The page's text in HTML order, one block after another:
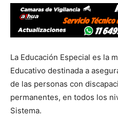
La Educación Especial es la
Educativo destinada a
de las personas con
permanentes, en todos los
Sistema.